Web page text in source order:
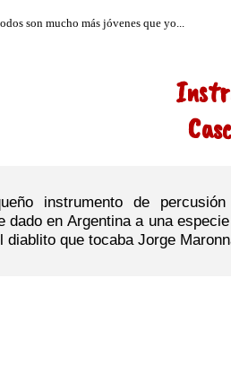
instrumento de
dado en Argentina a una
diablito que tocaba Jorge